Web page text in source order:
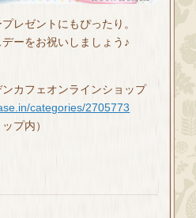
レゼントにもぴったり。
ーをお祝いしましょう♪
カフェオンラインショップ
categories/2705773
プ内）